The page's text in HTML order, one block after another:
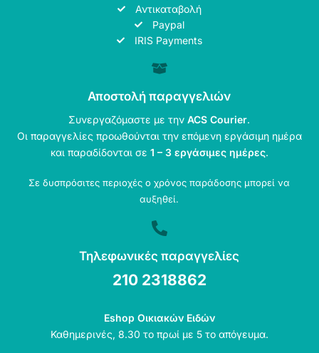
Αντικαταβολή
Paypal
IRIS Payments
Αποστολή παραγγελιών
Συνεργαζόμαστε με τηνACS Courier.
Οι παραγγελίες προωθούνται την επόμενη εργάσιμη ημέρα
και παραδίδονται σε 1 – 3 εργάσιμες ημέρες.
Σε δυσπρόσιτες περιοχές ο χρόνος παράδοσης μπορεί να
αυξηθεί.
Τηλεφωνικές παραγγελίες
210 2318862
Eshop Οικιακών Ειδών
Καθημερινές, 8.30 το πρωί με 5 το απόγευμα.